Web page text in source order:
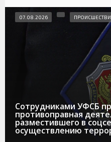
Сотрудниками УФСБ
противоправная
разместившего в
осуществлению
07.08.2026